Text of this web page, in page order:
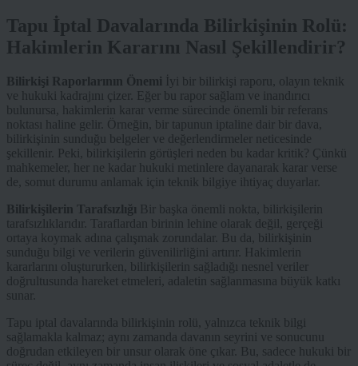
Tapu İptal Davalarında Bilirkişinin Rolü:
Hakimlerin Kararını Nasıl Şekillendirir?
Bilirkişi Raporlarının Önemi İyi bir bilirkişi raporu, olayın teknik
ve hukuki kadrajını çizer. Eğer bu rapor sağlam ve inandırıcı
bulunursa, hakimlerin karar verme sürecinde önemli bir referans
noktası haline gelir. Örneğin, bir tapunun iptaline dair bir dava,
bilirkişinin sunduğu belgeler ve değerlendirmeler neticesinde
şekillenir. Peki, bilirkişilerin görüşleri neden bu kadar kritik? Çünkü
mahkemeler, her ne kadar hukuki metinlere dayanarak karar verse
de, somut durumu anlamak için teknik bilgiye ihtiyaç duyarlar.
Bilirkişilerin Tarafsızlığı Bir başka önemli nokta, bilirkişilerin
tarafsızlıklarıdır. Taraflardan birinin lehine olarak değil, gerçeği
ortaya koymak adına çalışmak zorundalar. Bu da, bilirkişinin
sunduğu bilgi ve verilerin güvenilirliğini artırır. Hakimlerin
kararlarını oluştururken, bilirkişilerin sağladığı nesnel veriler
doğrultusunda hareket etmeleri, adaletin sağlanmasına büyük katkı
sunar.
Tapu iptal davalarında bilirkişinin rolü, yalnızca teknik bilgi
sağlamakla kalmaz; aynı zamanda davanın seyrini ve sonucunu
doğrudan etkileyen bir unsur olarak öne çıkar. Bu, sadece hukuki bir